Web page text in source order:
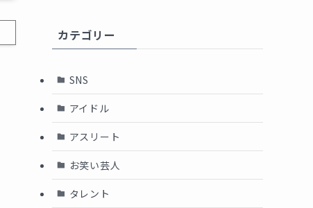
カテゴリー
SNS
アイドル
アスリート
お笑い芸人
タレント